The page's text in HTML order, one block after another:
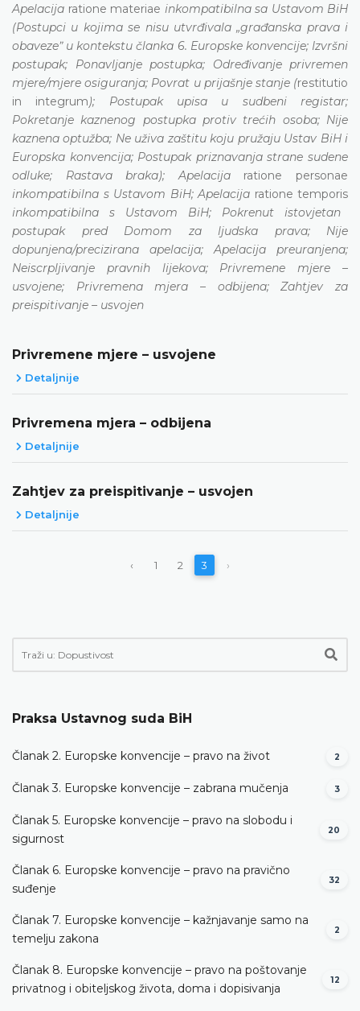
Apelacija ratione materiae inkompatibilna sa Ustavom BiH
(Postupci u kojima se nisu utvrđivala „građanska prava i
obavezeˮ u kontekstu članka 6. Europske konvencije; Izvršni
postupak; Ponavljanje postupka; Određivanje privremen
mjere/mjere osiguranja; Povrat u prijašnje stanje (restitutio
in integrum); Postupak upisa u sudbeni registar;
Pokretanje kaznenog postupka protiv trećih osoba; Nije
kaznena optužba; Ne uživa zaštitu koju pružaju Ustav BiH i
Europska konvencija; Postupak priznavanja strane sudene
odluke; Rastava braka); Apelacijaratione personae
inkompatibilna s Ustavom BiH; Apelacija ratione temporis
inkompatibilna s Ustavom BiH; Pokrenut istovjetan
postupak pred Domom za ljudska prava; Nije
dopunjena/precizirana apelacija; Apelacija preuranjena;
Neiscrpljivanje pravnih lijekova; Privremene mjere –
usvojene; Privremena mjera – odbijena; Zahtjev za
preispitivanje – usvojen
Privremene mjere – usvojene
Detaljnije
Privremena mjera – odbijena
Detaljnije
Zahtjev za preispitivanje – usvojen
Detaljnije
‹ 1 2 3 ›
Praksa Ustavnog suda BiH
Članak 2. Europske konvencije – pravo na život 2
Članak 3. Europske konvencije – zabrana mučenja 3
Članak 5. Europske konvencije – pravo na slobodu i
sigurnost
20
Članak 6. Europske konvencije – pravo na pravično
suđenje
32
Članak 7. Europske konvencije – kažnjavanje samo na
temelju zakona
2
Članak 8. Europske konvencije – pravo na poštovanje
privatnog i obiteljskog života, doma i dopisivanja
12